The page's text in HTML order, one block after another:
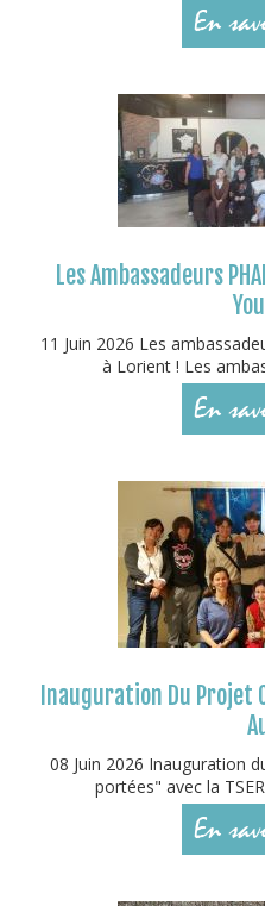
En
Les Ambassadeurs
11 Juin 2026 Les
à Lorient ! Les
En
Inauguration Du Projet
08 Juin 2026 Inauguration
portées" avec la
En